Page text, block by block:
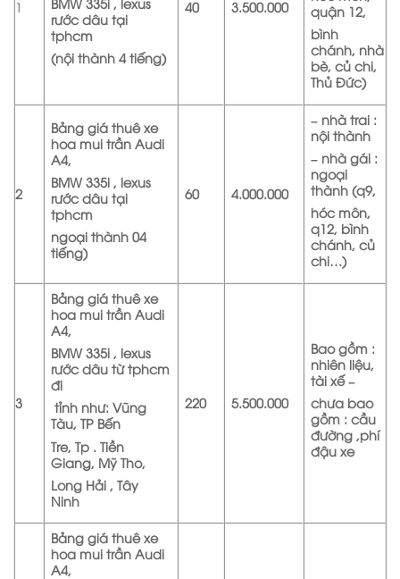
1
rước dâu tại
tphcm
(nội thành 4 tiếng)
40 3.500.000
quận 12,
bình
chánh, nhà
bè, củ chi,
Thủ Đức)
2
Bảng giá thuê xe
hoa mui trần Audi
A4,
BMW 335i , lexus
rước dâu tại
tphcm
ngoại thành 04
tiếng)
60 4.000.000
– nhà trai :
nội thành
– nhà gái :
ngoại
thành (q9,
hóc môn,
q12, bình
chánh, củ
chi…)
3
Bảng giá thuê xe
hoa mui trần Audi
A4,
BMW 335i , lexus
rước dâu từ tphcm
đi
tỉnh như: Vũng
Tàu, TP Bến
Tre, Tp . Tiền
Giang, Mỹ Tho,
Long Hải , Tây
Ninh
220 5.500.000
Bao gồm :
nhiên liệu,
tài xế –
chưa bao
gồm : cầu
đường ,phí
đậu xe
Bảng giá thuê xe
hoa mui trần Audi
A4,